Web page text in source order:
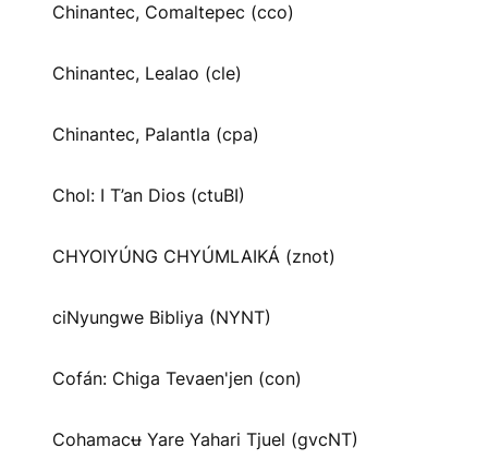
Chinantec, Comaltepec (cco)
Chinantec, Lealao (cle)
Chinantec, Palantla (cpa)
Chol: I T’an Dios (ctuBI)
CHYOIYÚNG CHYÚMLAIKÁ (znot)
ciNyungwe Bibliya (NYNT)
Cofán: Chiga Tevaen'jen (con)
Cohamacʉ Yare Yahari Tjuel (gvcNT)